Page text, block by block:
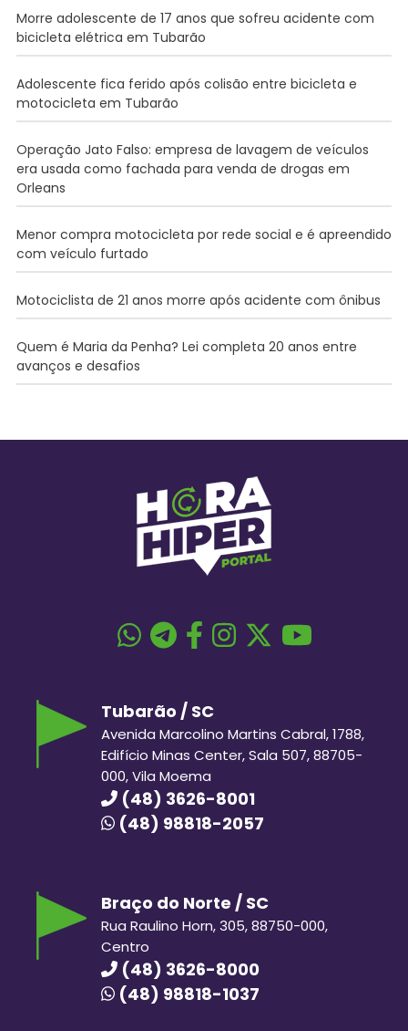
Morre adolescente de 17 anos que sofreu acidente com
bicicleta elétrica em Tubarão
Adolescente fica ferido após colisão entre bicicleta e
motocicleta em Tubarão
Operação Jato Falso: empresa de lavagem de veículos
era usada como fachada para venda de drogas em
Orleans
Menor compra motocicleta por rede social e é apreendido
com veículo furtado
Motociclista de 21 anos morre após acidente com ônibus
Quem é Maria da Penha? Lei completa 20 anos entre
avanços e desafios
Tubarão / SC
Avenida Marcolino Martins Cabral, 1788,
Edifício Minas Center, Sala 507, 88705-
000, Vila Moema
(48) 3626-8001
(48) 98818-2057
Braço do Norte / SC
Rua Raulino Horn, 305, 88750-000,
Centro
(48) 3626-8000
(48) 98818-1037